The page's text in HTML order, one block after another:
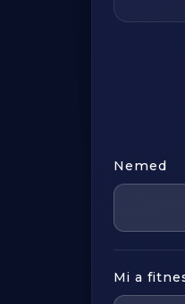
Nemed
Mi a